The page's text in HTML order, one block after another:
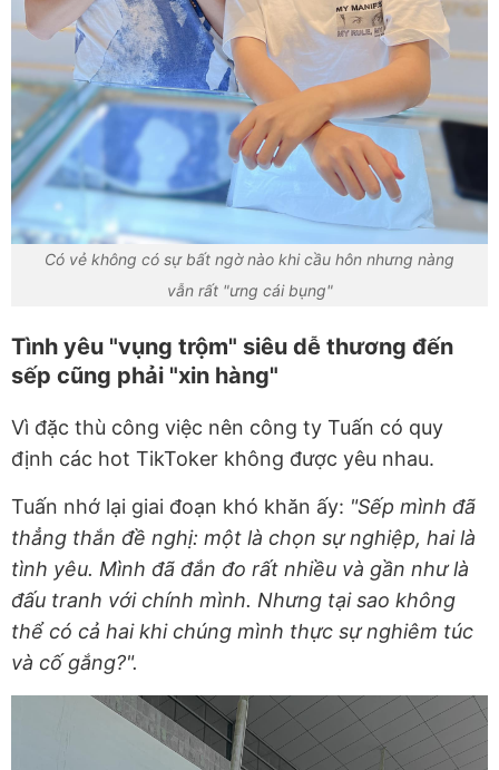
Có vẻ không có sự bất ngờ nào khi cầu hôn nhưng nàng
vẫn rất "ưng cái bụng"
Tình yêu "vụng trộm" siêu dễ thương đến
sếp cũng phải "xin hàng"
Vì đặc thù công việc nên công ty Tuấn có quy
định các hot TikToker không được yêu nhau.
Tuấn nhớ lại giai đoạn khó khăn ấy: "Sếp mình đã
thẳng thắn đề nghị: một là chọn sự nghiệp, hai là
tình yêu. Mình đã đắn đo rất nhiều và gần như là
đấu tranh với chính mình. Nhưng tại sao không
thể có cả hai khi chúng mình thực sự nghiêm túc
và cố gắng?".